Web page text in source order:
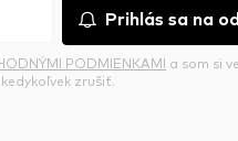
Prihlás sa na
PODMIENKAMI a som si
zrušiť.